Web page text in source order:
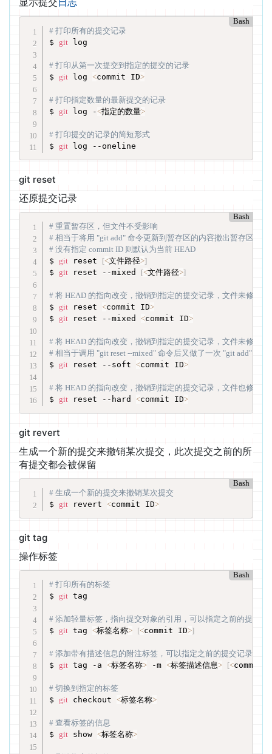
Bash
# 打印所有的提交记录
$ git log
# 打印从第一次提交到指定的提交的记录
$ git log <commit ID>
# 打印指定数量的最新提交的记录
$ git log -<指定的数量>
# 打印提交的记录的简短形式
$ git log --oneline
git reset
还原提交记录
Bash
# 重置暂存区，但文件不受影响
# 相当于将用 "git add" 命令更新到暂存区的内容撤出暂存区，
# 没有指定 commit ID 则默认为当前 HEAD
$ git reset [<文件路径>]
$ git reset --mixed [<文件路径>]
# 将 HEAD 的指向改变，撤销到指定的提交记录，文件未修改
$ git reset <commit ID>
$ git reset --mixed <commit ID>
# 将 HEAD 的指向改变，撤销到指定的提交记录，文件未修改
# 相当于调用 "git reset --mixed" 命令后又做了一次 "git add"
$ git reset --soft <commit ID>
# 将 HEAD 的指向改变，撤销到指定的提交记录，文件也修改了
$ git reset --hard <commit ID>
git revert
生成一个新的提交来撤销某次提交，此次提交之前的所
有提交都会被保留
Bash
# 生成一个新的提交来撤销某次提交
$ git revert <commit ID>
git tag
操作标签
Bash
# 打印所有的标签
$ git tag
# 添加轻量标签，指向提交对象的引用，可以指定之前的提交记
$ git tag <标签名称> [<commit ID>]
# 添加带有描述信息的附注标签，可以指定之前的提交记录
$ git tag -a <标签名称> -m <标签描述信息> [<commit
# 切换到指定的标签
$ git checkout <标签名称>
# 查看标签的信息
$ git show <标签名称>